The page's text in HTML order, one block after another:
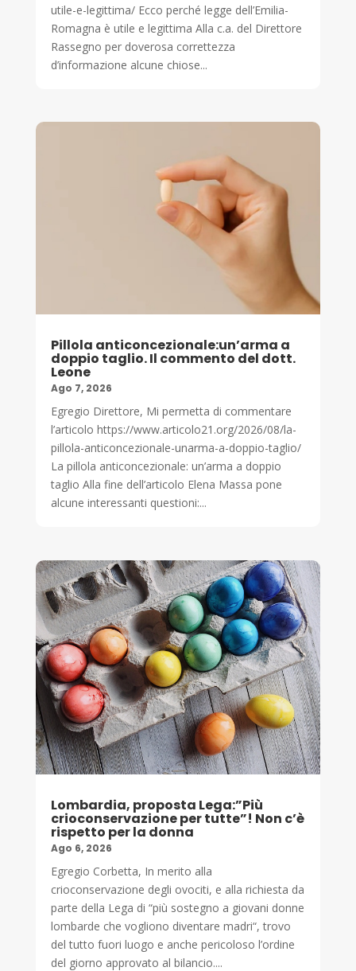
utile-e-legittima/ Ecco perché legge dell’Emilia-
Romagna è utile e legittima Alla c.a. del Direttore
Rassegno per doverosa correttezza
d’informazione alcune chiose...
Pillola anticoncezionale:un’arma a
doppio taglio. Il commento del dott.
Leone
Ago 7, 2026
Egregio Direttore, Mi permetta di commentare
l’articolo https://www.articolo21.org/2026/08/la-
pillola-anticoncezionale-unarma-a-doppio-taglio/
La pillola anticoncezionale: un’arma a doppio
taglio Alla fine dell’articolo Elena Massa pone
alcune interessanti questioni:...
Lombardia, proposta Lega:”Più
crioconservazione per tutte”! Non c’è
rispetto per la donna
Ago 6, 2026
Egregio Corbetta, In merito alla
crioconservazione degli ovociti, e alla richiesta da
parte della Lega di “più sostegno a giovani donne
lombarde che vogliono diventare madri“, trovo
del tutto fuori luogo e anche pericoloso l’ordine
del giorno approvato al bilancio....